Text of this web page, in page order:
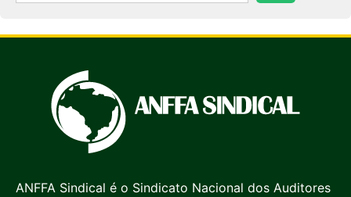
ANFFA Sindical é o Sindicato Nacional dos Auditores